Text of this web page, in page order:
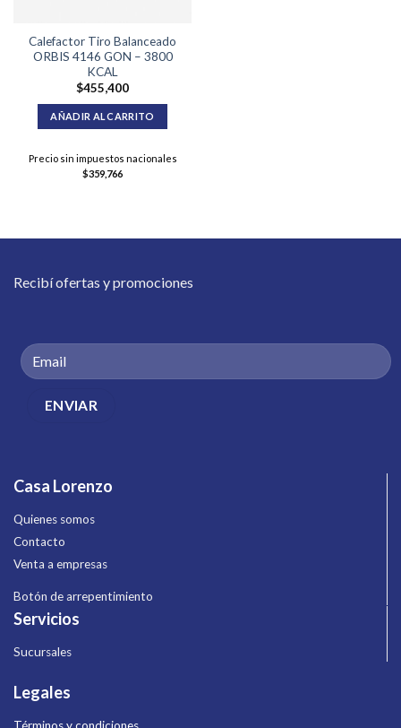
Calefactor Tiro Balanceado
ORBIS 4146 GON – 3800
KCAL
$455,400
AÑADIR AL CARRITO
Precio sin impuestos nacionales
$359,766
Recibí ofertas y promociones
Casa Lorenzo
Quienes somos
Contacto
Venta a empresas
Botón de arrepentimiento
Servicios
Sucursales
Legales